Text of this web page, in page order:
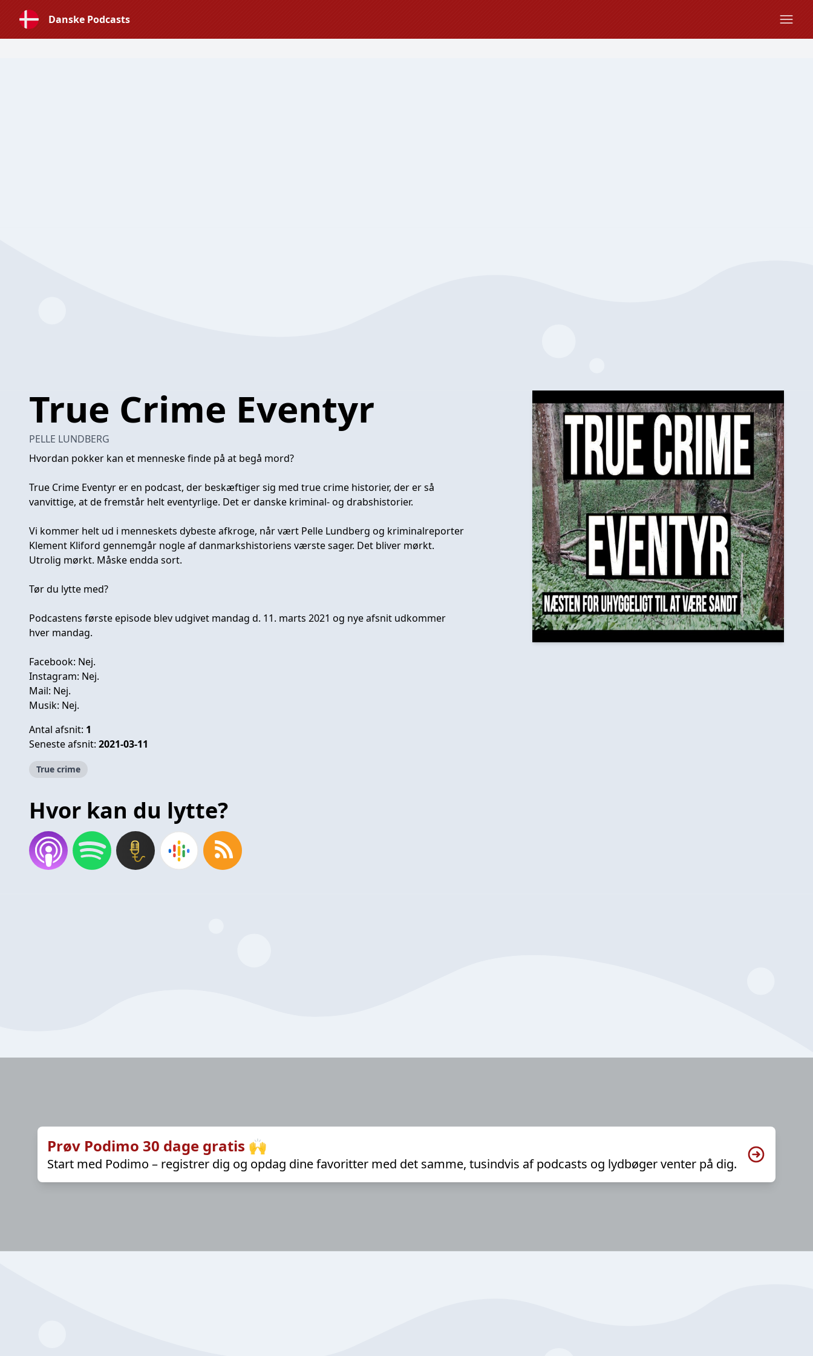
Danske Podcasts
True Crime Eventyr
PELLE LUNDBERG
Hvordan pokker kan et menneske finde på at begå mord?
True Crime Eventyr er en podcast, der beskæftiger sig med true crime historier, der er så
vanvittige, at de fremstår helt eventyrlige. Det er danske kriminal- og drabshistorier.
Vi kommer helt ud i menneskets dybeste afkroge, når vært Pelle Lundberg og kriminalreporter
Klement Kliford gennemgår nogle af danmarkshistoriens værste sager. Det bliver mørkt.
Utrolig mørkt. Måske endda sort.
Tør du lytte med?
Podcastens første episode blev udgivet mandag d. 11. marts 2021 og nye afsnit udkommer
hver mandag.
Facebook: Nej.
Instagram: Nej.
Mail: Nej.
Musik: Nej.
Antal afsnit: 1
Seneste afsnit: 2021-03-11
True crime
Hvor kan du lytte?
Prøv Podimo 30 dage gratis 🙌
Start med Podimo – registrer dig og opdag dine favoritter med det samme, tusindvis af podcasts og lydbøger venter på dig.